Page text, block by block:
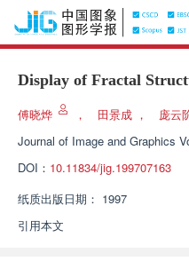
Display of Fractal
傅晓烨 ， 田景成 ， 庞云
Journal of Image and Graphics
DOI： 10.11834/jig.199707163
纸质出版日期： 1997
引用本文